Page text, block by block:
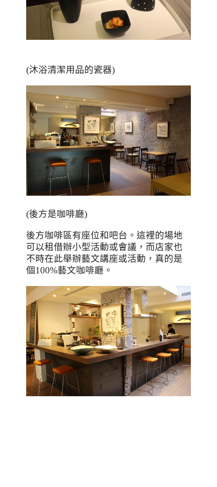
(沐浴清潔用品的瓷器)
(後方是咖啡廳)
後方咖啡區有座位和吧台。這裡的場地
可以租借辦小型活動或會議，而店家也
不時在此舉辦藝文講座或活動，真的是
個100%藝文咖啡廳。